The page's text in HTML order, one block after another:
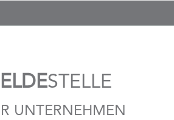
STELLE
UNTERNEHMEN